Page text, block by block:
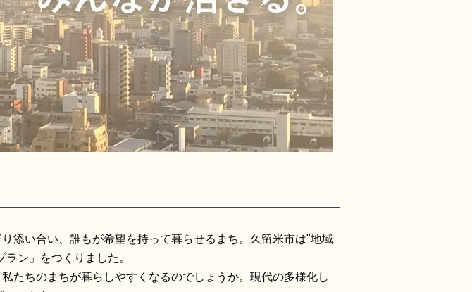
添い合い、誰もが希望を持って暮らせるまち。久留米市は"地域
ン」をつくりました。
たちのまちが暮らしやすくなるのでしょうか。現代の多様化し